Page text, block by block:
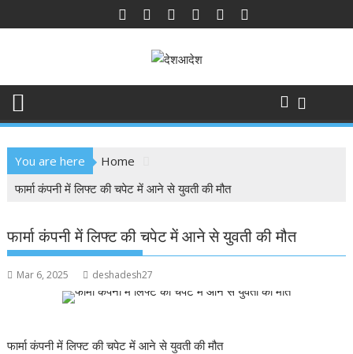
to
You are here
Home
फार्मा कंपनी में लिफ्ट की चपेट में आने से युवती की मौत
फार्मा कंपनी में लिफ्ट की चपेट में आने से युवती की मौत
Mar 6, 2025 deshadesh27
फार्मा कंपनी में लिफ्ट की चपेट में आने से युवती की मौत